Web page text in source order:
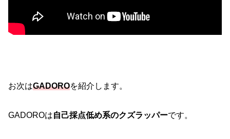
お次はGADOROを紹介します。
GADOROは自己採点低め系のクズラッパーです。